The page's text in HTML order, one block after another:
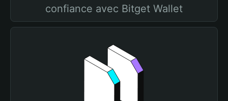
confiance avec Bitget Wallet